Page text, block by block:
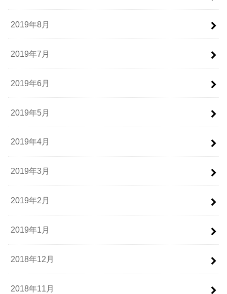
2019年8月
2019年7月
2019年6月
2019年5月
2019年4月
2019年3月
2019年2月
2019年1月
2018年12月
2018年11月